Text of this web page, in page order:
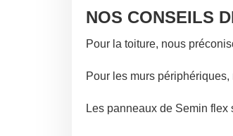
NOS CONSEILS
Pour la toiture, nous
Pour les murs
Les panneaux de Semin flex